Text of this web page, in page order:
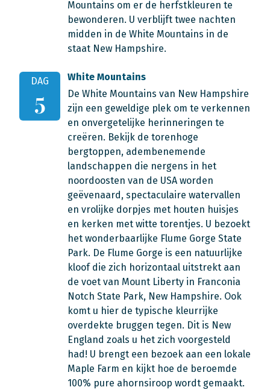
Mountains om er de herfstkleuren te
bewonderen. U verblijft twee nachten
midden in de White Mountains in de
staat New Hampshire.
DAG
5
White Mountains
De White Mountains van New Hampshire
zijn een geweldige plek om te verkennen
en onvergetelijke herinneringen te
creëren. Bekijk de torenhoge
bergtoppen, adembenemende
landschappen die nergens in het
noordoosten van de USA worden
geëvenaard, spectaculaire watervallen
en vrolijke dorpjes met houten huisjes
en kerken met witte torentjes. U bezoekt
het wonderbaarlijke Flume Gorge State
Park. De Flume Gorge is een natuurlijke
kloof die zich horizontaal uitstrekt aan
de voet van Mount Liberty in Franconia
Notch State Park, New Hampshire. Ook
komt u hier de typische kleurrijke
overdekte bruggen tegen. Dit is New
England zoals u het zich voorgesteld
had! U brengt een bezoek aan een lokale
Maple Farm en kijkt hoe de beroemde
100% pure ahornsiroop wordt gemaakt.